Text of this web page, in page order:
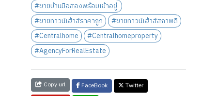
#ขายบ้านมือสองพร้อมเข้าอยู่
#ขายทาวน์เฮ้าส์ราคาถูก
#ขายทาวน์เฮ้าส์สภาพดี
#Centralhome
#Centralhomeproperty
#AgencyForRealEstate
Copy url FaceBook
Twitter